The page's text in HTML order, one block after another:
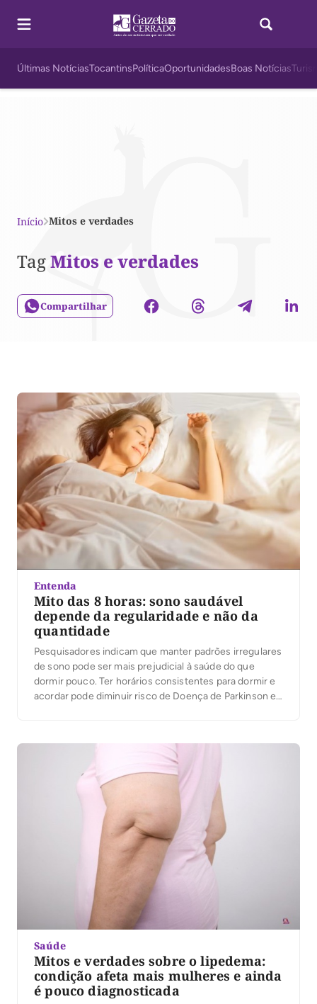
Últimas NotíciasTocantinsPolíticaOportunidadesBoas Notícias
Início Mitos e verdades
TagMitos e verdades
Compartilhar
Entenda
Mito das 8 horas: sono saudável
depende da regularidade e não da
quantidade
Pesquisadores indicam que manter padrões irregulares
de sono pode ser mais prejudicial à saúde do que
dormir pouco. Ter horários consistentes para dormir e
acordar pode diminuir risco de Doença de Parkinson e
Saúde
Mitos e verdades sobre o lipedema:
condição afeta mais mulheres e ainda
é pouco diagnosticada